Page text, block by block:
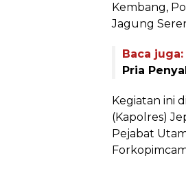
Kembang,
Jagung
Baca juga:
Pria
Kegiatan ini
(Kapolres)
Pejabat